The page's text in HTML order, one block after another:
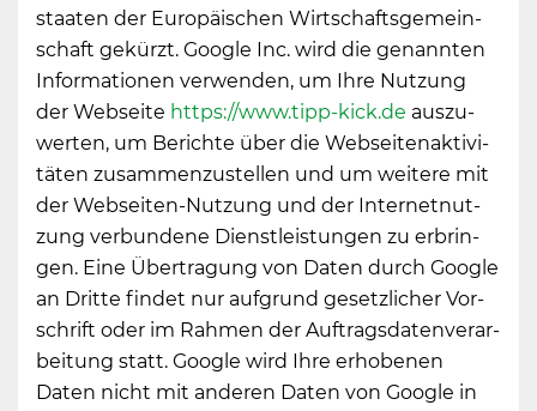
staa­ten der Eu­ro­päi­schen Wirt­schafts­ge­mein­
schaft ge­kürzt. Goog­le Inc. wird die ge­nann­ten
In­for­ma­tio­nen ver­wen­den, um Ihre Nut­zung
der Web­sei­te https://​www.​tipp-​kick.​de aus­zu­
wer­ten, um Be­rich­te über die Web­sei­ten­ak­ti­vi­
tä­ten zu­sam­men­zu­stel­len und um wei­te­re mit
der Web­sei­ten-Nut­zung und der In­ter­net­nut­
zung ver­bun­de­ne Dienst­leis­tun­gen zu er­brin­
gen. Eine Über­tra­gung von Daten durch Goog­le
an Drit­te fin­det nur auf­grund ge­setz­li­cher Vor­
schrift oder im Rah­men der Auf­trags­da­ten­ver­ar­
bei­tung statt. Goog­le wird Ihre er­ho­be­nen
Daten nicht mit an­de­ren Daten von Goog­le in